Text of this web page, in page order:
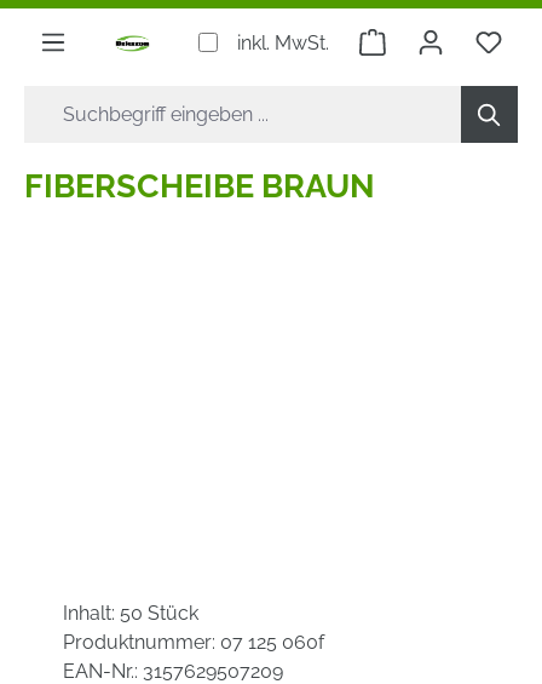
springen
inkl. MwSt. Warenkorb
FIBERSCHEIBE BRAUN
Inhalt: 50 Stück
Produktnummer: 07 125 060f
EAN-Nr.: 3157629507209